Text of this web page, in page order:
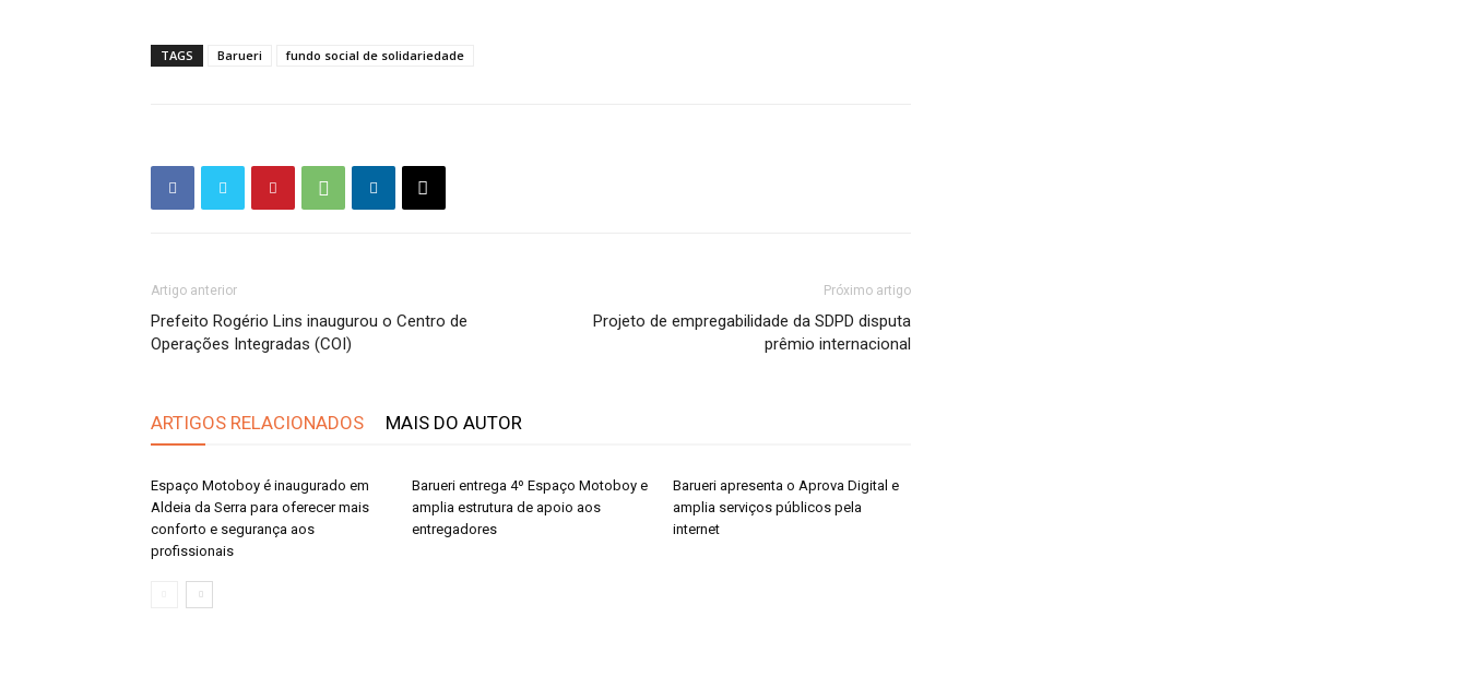
TAGS Barueri fundo social de solidariedade
Artigo anterior
Prefeito Rogério Lins inaugurou o Centro de
Operações Integradas (COI)
Próximo artigo
Projeto de empregabilidade da SDPD disputa
prêmio internacional
ARTIGOS RELACIONADOS MAIS DO AUTOR
Espaço Motoboy é inaugurado em
Aldeia da Serra para oferecer mais
conforto e segurança aos
profissionais
Barueri entrega 4º Espaço Motoboy e
amplia estrutura de apoio aos
entregadores
Barueri apresenta o Aprova Digital e
amplia serviços públicos pela
internet